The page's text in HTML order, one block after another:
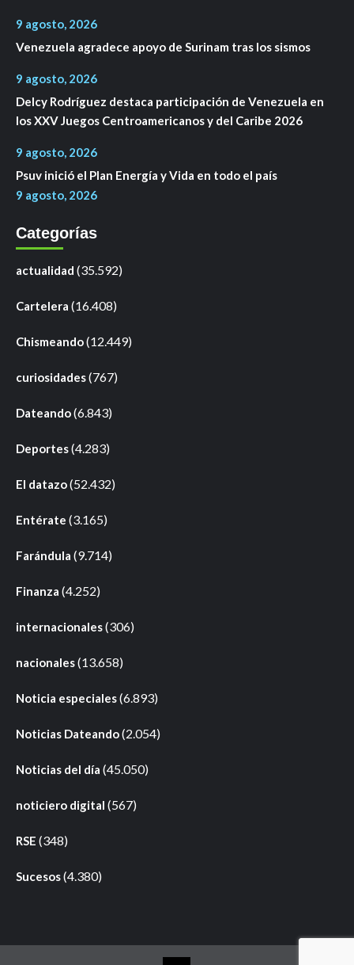
9 agosto, 2026
Venezuela agradece apoyo de Surinam tras los sismos
9 agosto, 2026
Delcy Rodríguez destaca participación de Venezuela en
los XXV Juegos Centroamericanos y del Caribe 2026
9 agosto, 2026
Psuv inició el Plan Energía y Vida en todo el país
9 agosto, 2026
Categorías
actualidad (35.592)
Cartelera (16.408)
Chismeando(12.449)
curiosidades(767)
Dateando(6.843)
Deportes(4.283)
El datazo(52.432)
Entérate (3.165)
Farándula (9.714)
Finanza (4.252)
internacionales(306)
nacionales(13.658)
Noticia especiales(6.893)
Noticias Dateando(2.054)
Noticias del día (45.050)
noticiero digital (567)
RSE (348)
Sucesos(4.380)